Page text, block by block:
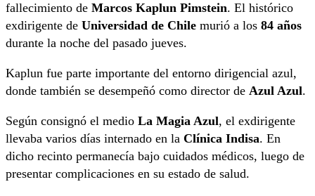
fallecimiento de Marcos Kaplun Pimstein. El histórico
exdirigente de Universidad de Chile murió a los 84 años
durante la noche del pasado jueves.
Kaplun fue parte importante del entorno dirigencial azul,
donde también se desempeñó como director de Azul Azul.
Según consignó el medio La Magia Azul, el exdirigente
llevaba varios días internado en la Clínica Indisa. En
dicho recinto permanecía bajo cuidados médicos, luego de
presentar complicaciones en su estado de salud.